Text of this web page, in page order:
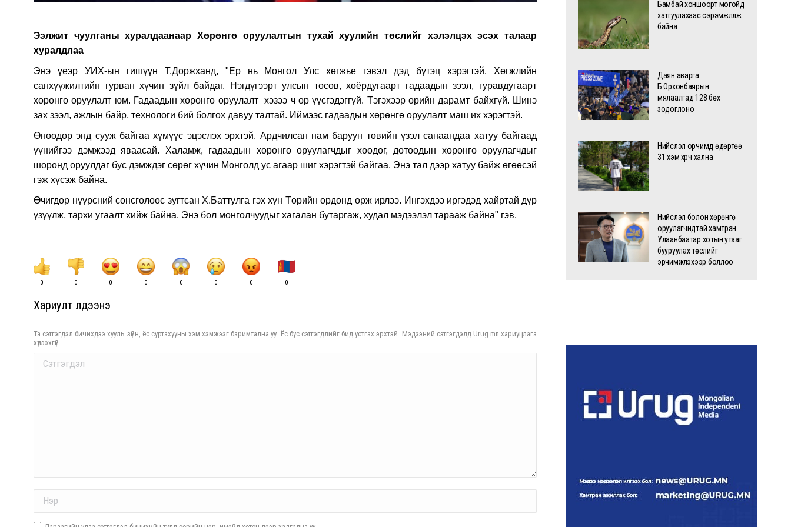
Ээлжит чуулганы хуралдаанаар Хөрөнгө оруулалтын тухай хуулийн төслийг хэлэлцэх эсэх талаар
хуралдлаа
Энэ үеэр УИХ-ын гишүүн Т.Доржханд, "Ер нь Монгол Улс хөгжье гэвэл дэд бүтэц хэрэгтэй. Хөгжлийн
санхүүжилтийн гурван хүчин зүйл байдаг. Нэгдүгээрт улсын төсөв, хоёрдугаарт гадаадын зээл, гуравдугаарт
хөрөнгө оруулалт юм. Гадаадын хөрөнгө оруулалт хэзээ ч өр үүсгэдэггүй. Тэгэхээр өрийн дарамт байхгүй. Шинэ
зах зээл, ажлын байр, технологи бий болгох давуу талтай. Иймээс гадаадын хөрөнгө оруулалт маш их хэрэгтэй.
Өнөөдөр энд сууж байгаа хүмүүс эцэслэх эрхтэй. Ардчилсан нам баруун төвийн үзэл санаандаа хатуу байгаад
үүнийгээ дэмжээд яваасай. Халамж, гадаадын хөрөнгө оруулагчдыг хөөдөг, дотоодын хөрөнгө оруулагчдыг
шоронд оруулдаг бус дэмждэг сөрөг хүчин Монголд ус агаар шиг хэрэгтэй байгаа. Энэ тал дээр хатуу байж өгөөсэй
гэж хүсэж байна.
Өчигдөр нүүрсний сонсголоос зугтсан Х.Баттулга гэх хүн Төрийн ордонд орж ирлээ. Ингэхдээ иргэдэд хайртай дүр
үзүүлж, тархи угаалт хийж байна. Энэ бол монголчуудыг хагалан бутаргаж, худал мэдээлэл тарааж байна" гэв.
0 0 0 0 0 0 0 0
Хариулт үлдээнэ үү
Та сэтгэгдэл бичихдээ хууль зүйн, ёс суртахууны хэм хэмжээг баримтална уу. Ёс бус сэтгэгдлийг бид устгах эрхтэй. Мэдээний сэтгэгдэлд Urug.mn хариуцлага
хүлээхгүй.
Comment
Бамбай хоншоорт могойд
хатгуулахаас сэрэмжлүүлж
байна
Даян аварга
Б.Орхонбаярын
мялаалгад 128 бөх
зодоглоно
Нийслэл орчимд өдөртөө
31 хэм хүрч хална
Нийслэл болон хөрөнгө
оруулагчидтай хамтран
Улаанбаатар хотын утааг
бууруулах төслийг
эрчимжүүлэхээр боллоо
бүртгэл өмнөх оноос 1.3
хайрхны төрийн тахилгад
оролцлоо
хүргэлээ